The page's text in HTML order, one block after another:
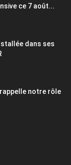
ce 7 août...
dans ses
notre rôle